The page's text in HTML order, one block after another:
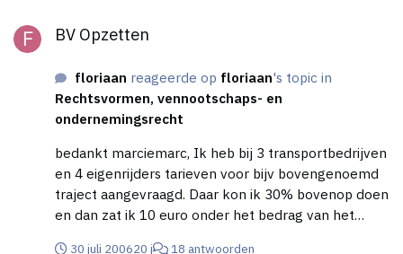
BV Opzetten
floriaan reageerde op floriaan's topic in
Rechtsvormen, vennootschaps- en
ondernemingsrecht
bedankt marciemarc, Ik heb bij 3 transportbedrijven
en 4 eigenrijders tarieven voor bijv bovengenoemd
traject aangevraagd. Daar kon ik 30% bovenop doen
en dan zat ik 10 euro onder het bedrag van het
30 juli 200620 j 18 antwoorden